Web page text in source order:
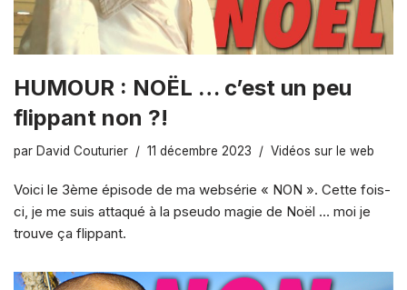
HUMOUR : NOËL … c’est un peu
flippant non ?!
par David Couturier 11 décembre 2023 Vidéos sur le web
Voici le 3ème épisode de ma websérie « NON ». Cette fois-
ci, je me suis attaqué à la pseudo magie de Noël … moi je
trouve ça flippant.